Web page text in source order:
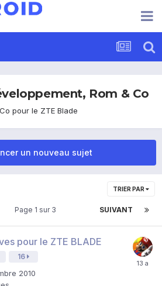
Rom & Co
pour le ZTE Blade
un nouveau sujet
TRIER PAR
SUIVANT
Page 1 sur 3
pour le ZTE BLADE
16
2010